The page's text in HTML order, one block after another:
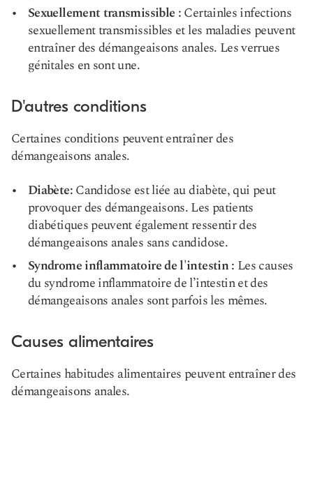
Sexuellement transmissible :Certainles infections
sexuellement transmissibles et les maladies peuvent
entraîner des démangeaisons anales. Les verrues
génitales en sont une.
D'autres conditions
Certaines conditions peuvent entraîner des
démangeaisons anales.
Diabète:Candidose est liée au diabète, qui peut
provoquer des démangeaisons. Les patients
diabétiques peuvent également ressentir des
démangeaisons anales sans candidose.
Syndrome inflammatoire de l'intestin : Les causes
du syndrome inflammatoire de l’intestin et des
démangeaisons anales sont parfois les mêmes.
Causes alimentaires
Certaines habitudes alimentaires peuvent entraîner des
démangeaisons anales.